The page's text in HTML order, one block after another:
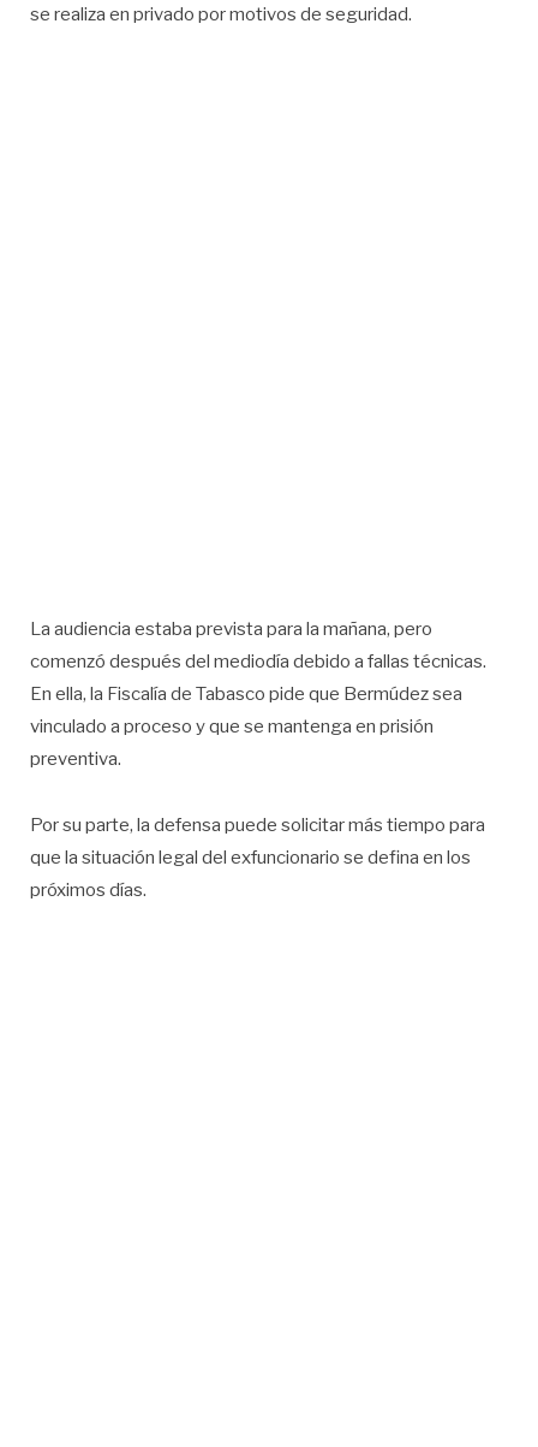
se realiza en privado por motivos de seguridad.
La audiencia estaba prevista para la mañana, pero
comenzó después del mediodía debido a fallas técnicas.
En ella, la Fiscalía de Tabasco pide que Bermúdez sea
vinculado a proceso y que se mantenga en prisión
preventiva.
Por su parte, la defensa puede solicitar más tiempo para
que la situación legal del exfuncionario se defina en los
próximos días.